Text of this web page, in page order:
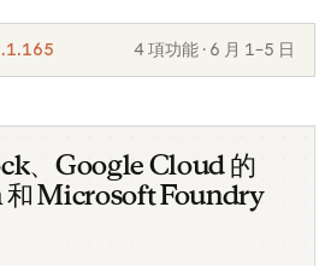
4 項功能 · 6 月 1–5 日
、Google Cloud 的
Microsoft Foundry